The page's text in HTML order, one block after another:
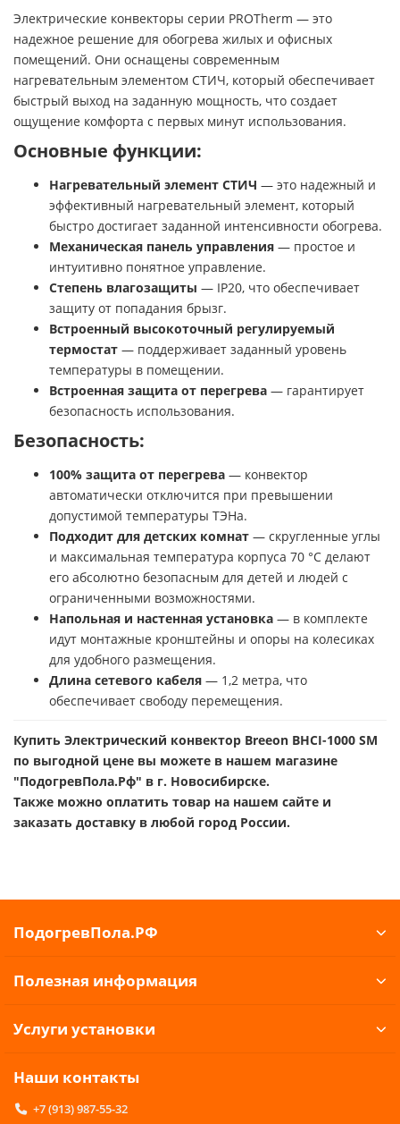
Электрические конвекторы серии PROTherm — это
надежное решение для обогрева жилых и офисных
помещений. Они оснащены современным
нагревательным элементом СТИЧ, который обеспечивает
быстрый выход на заданную мощность, что создает
ощущение комфорта с первых минут использования.
Основные функции:
Нагревательный элемент СТИЧ — это надежный и
эффективный нагревательный элемент, который
быстро достигает заданной интенсивности обогрева.
Механическая панель управления — простое и
интуитивно понятное управление.
Степень влагозащиты — IP20, что обеспечивает
защиту от попадания брызг.
Встроенный высокоточный регулируемый
термостат — поддерживает заданный уровень
температуры в помещении.
Встроенная защита от перегрева — гарантирует
безопасность использования.
Безопасность:
100% защита от перегрева — конвектор
автоматически отключится при превышении
допустимой температуры ТЭНа.
Подходит для детских комнат — скругленные углы
и максимальная температура корпуса 70 °С делают
его абсолютно безопасным для детей и людей с
ограниченными возможностями.
Напольная и настенная установка — в комплекте
идут монтажные кронштейны и опоры на колесиках
для удобного размещения.
Длина сетевого кабеля — 1,2 метра, что
обеспечивает свободу перемещения.
Купить Электрический конвектор Breeon BHCI-1000 SM
по выгодной цене вы можете в нашем магазине
"ПодогревПола.Рф" в г. Новосибирске.
Также можно оплатить товар на нашем сайте и
заказать доставку в любой город России.
ПодогревПола.РФ
Полезная информация
Услуги установки
Наши контакты
+7 (913) 987-55-32